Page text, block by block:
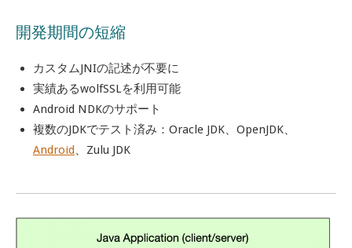
開発期間の短縮
カスタムJNIの記述が不要に
実績あるwolfSSLを利用可能
Android NDKのサポート
複数のJDKでテスト済み：Oracle JDK、OpenJDK、
Android、Zulu JDK